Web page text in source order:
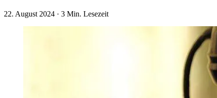
22. August 2024 · 3 Min. Lesezeit